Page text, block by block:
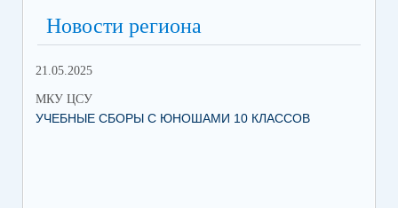
Новости региона
21.05.2025
МКУ ЦСУ
УЧЕБНЫЕ СБОРЫ С ЮНОШАМИ 10 КЛАССОВ